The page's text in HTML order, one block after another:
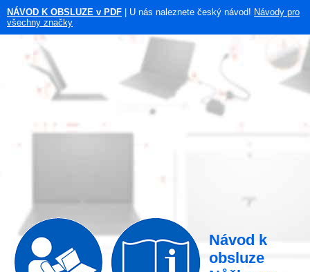
NÁVOD K OBSLUZE v PDF | U nás naleznete český návod! Návody pro
všechny značky
Návod k
obsluze